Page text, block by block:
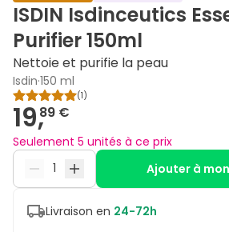
ISDIN Isdinceutics
Purifier 150ml
Nettoie et purifie la peau
Isdin·150 ml
(1)
19,89 €
Seulement 5 unités à ce prix
Ajouter à
Livraison en 24-72h